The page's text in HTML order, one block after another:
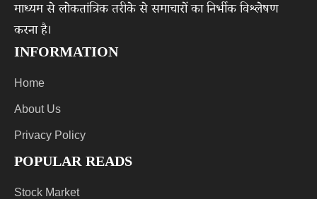
माध्यम से लोकतांत्रिक तरीके से समाचारों का निर्भीक विश्लेषण
करना है।
INFORMATION
Home
About Us
Privacy Policy
POPULAR READS
Stock Market